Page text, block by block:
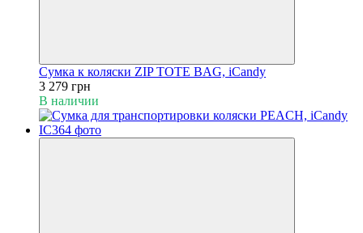
Сумка к коляски ZIP TOTE BAG, iCandy
3 279 грн
В наличии